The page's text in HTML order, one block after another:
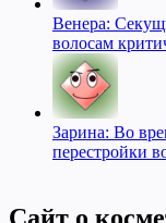
Венера:
волосам
Зарина: Во
перестройки
Сайт о